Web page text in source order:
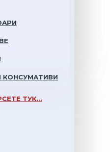
КОНСУМАТИВИ
ТУК...